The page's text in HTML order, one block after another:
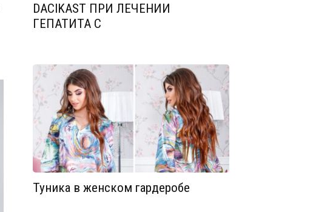
DACIKAST ПРИ ЛЕЧЕНИИ
ГЕПАТИТА С
Туника в женском гардеробе